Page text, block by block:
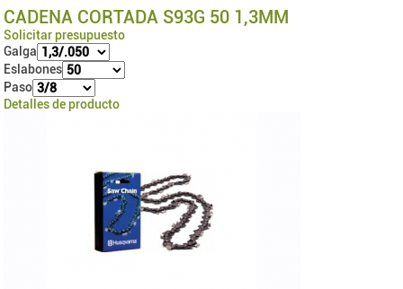
CADENA CORTADA S93G 50 1,3MM
Solicitar presupuesto
Galga
Eslabones
Paso
Detalles de producto